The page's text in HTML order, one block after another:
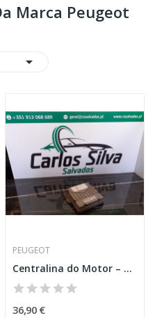
Marca Peugeot

PEUGEOT
Centralina do Motor – PEUGEOT 307 (3A/C)
36,90 €